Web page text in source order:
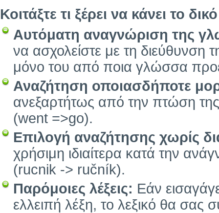
Κοιτάξτε τι ξέρει να κάνει το
Αυτόματη αναγνώριση της
να ασχολείστε με τη διεύθυνση
μόνο του από ποια γλώσσα
Αναζήτηση οποιασδήποτε
ανεξαρτήτως από την πτώση
(went =>go).
Επιλογή αναζήτησης χωρίς
χρήσιμη ιδιαίτερα κατά την
(rucnik -> ručník).
Παρόμοιες λέξεις: Εάν
ελλειπή λέξη, το λεξικό θα σας